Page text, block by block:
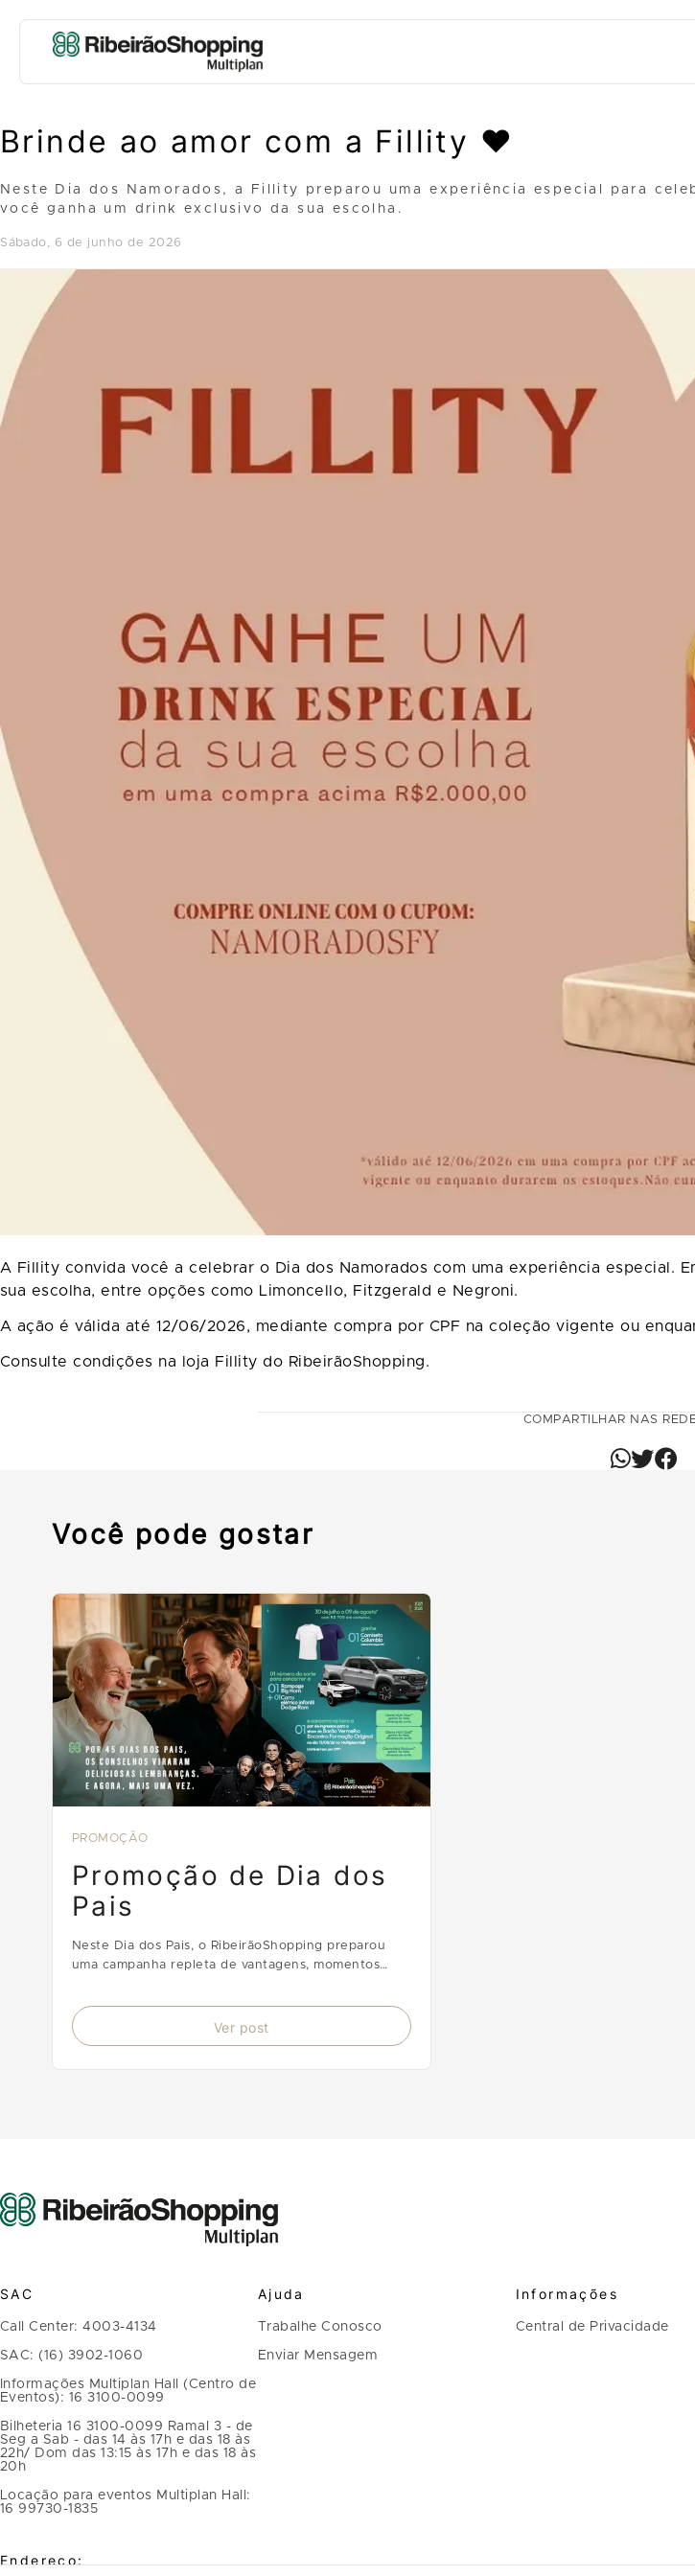
Brinde ao amor com a Fillity ❤️
Neste Dia dos Namorados, a Fillity preparou uma experiência especial para
você ganha um drink exclusivo da sua escolha.
sábado, 6 de junho de 2026
A Fillity convida você a celebrar o Dia dos Namorados com uma experiência especial.
sua escolha, entre opções como Limoncello, Fitzgerald e Negroni.
A ação é válida até 12/06/2026, mediante compra por CPF na coleção vigente ou
Consulte condições na loja Fillity do RibeirãoShopping.
COMPARTILHAR NAS
Você pode gostar
PROMOÇÃO
Promoção de Dia dos
Pais
Neste Dia dos Pais, o RibeirãoShopping preparou
uma campanha repleta de vantagens, momentos
prêmios.
Ver post
SAC
Call Center: 4003-4134
SAC: (16) 3902-1060
Informações Multiplan Hall (Centro de
Eventos): 16 3100-0099
Bilheteria 16 3100-0099 Ramal 3 - de
Seg a Sab - das 14 às 17h e das 18 às
22h/ Dom das 13:15 às 17h e das 18 às
20h
Locação para eventos Multiplan Hall:
16 99730-1835
Endereço:
Ajuda
Trabalhe Conosco
Enviar Mensagem
Informações
Central de Privacidade